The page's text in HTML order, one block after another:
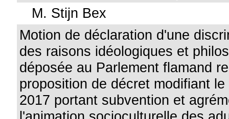
M. Stijn Bex
Motion de déclaration d'une
des raisons idéologiques et
déposée au Parlement flamand
proposition de décret modifiant
2017 portant subvention et